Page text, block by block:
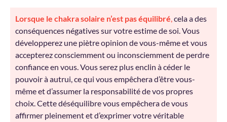
Lorsque le chakra solaire n’est pas équilibré,cela a des
conséquences négatives sur votre estime de soi. Vous
développerez une piètre opinion de vous-même et vous
accepterez consciemment ou inconsciemment de perdre
confiance en vous. Vous serez plus enclin à céder le
pouvoir à autrui, ce qui vous empêchera d’être vous-
même et d’assumer la responsabilité de vos propres
choix. Cette déséquilibre vous empêchera de vous
affirmer pleinement et d’exprimer votre véritable